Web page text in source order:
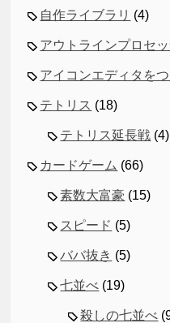
自作ライブラリ (4)
アウトラインプロセ
アイコンエディタを
テトリス (18)
テトリス延長戦 (4)
カードゲーム (66)
素数大富豪 (15)
スピード (5)
ババ抜き (5)
七並べ (19)
殺しの七並べ